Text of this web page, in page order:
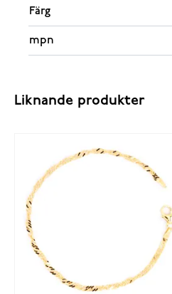
Färg
mpn
Liknande produkter